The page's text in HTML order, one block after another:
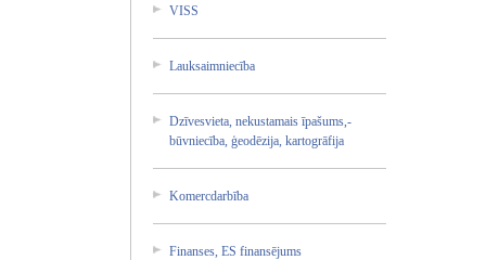
VISS
Lauk­saim­niec­ība
Dzīv­esvi­eta,­ neku­stam­ais īpaš­ums,­
būvn­iecī­ba, ģeod­ēzij­a, kart­ogrā­fija­
Kome­rcda­rbīb­a
Fina­nses­, ES fina­nsēj­ums